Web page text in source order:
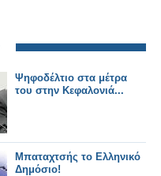
Ψηφοδέλτιο στα μέτρα
του στην Κεφαλονιά...
Μπαταχτσής το Ελληνικό
Δημόσιο!